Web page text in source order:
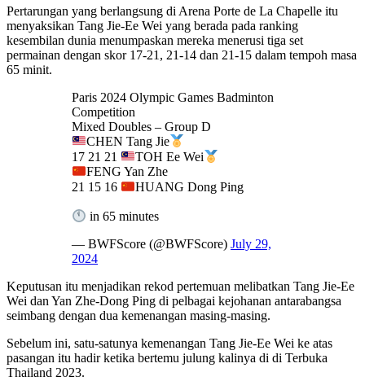
Pertarungan yang berlangsung di Arena Porte de La Chapelle itu
menyaksikan Tang Jie-Ee Wei yang berada pada ranking
kesembilan dunia menumpaskan mereka menerusi tiga set
permainan dengan skor 17-21, 21-14 dan 21-15 dalam tempoh masa
65 minit.
Paris 2024 Olympic Games Badminton
Competition
Mixed Doubles – Group D
CHEN Tang Jie
17 21 21
TOH Ee Wei
FENG Yan Zhe
21 15 16
HUANG Dong Ping
in 65 minutes
— BWFScore (@BWFScore) July 29,
2024
Keputusan itu menjadikan rekod pertemuan melibatkan Tang Jie-Ee
Wei dan Yan Zhe-Dong Ping di pelbagai kejohanan antarabangsa
seimbang dengan dua kemenangan masing-masing.
Sebelum ini, satu-satunya kemenangan Tang Jie-Ee Wei ke atas
pasangan itu hadir ketika bertemu julung kalinya di di Terbuka
Thailand 2023.